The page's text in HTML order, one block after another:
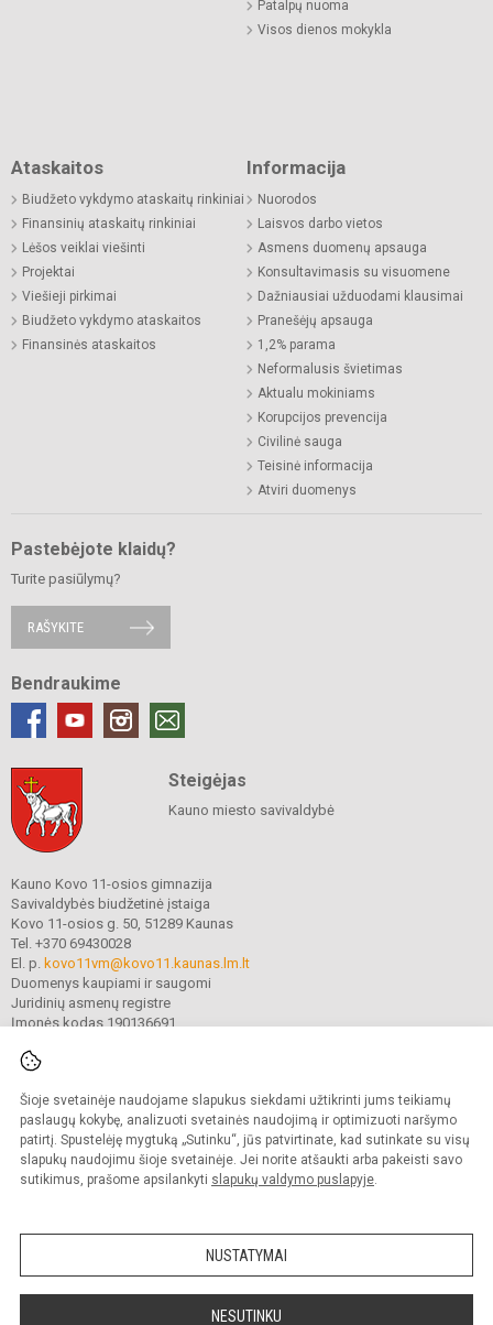
Šioje svetainėje naudojame slapukus siekdami užtikrinti jums teikiamų
paslaugų kokybę, analizuoti svetainės naudojimą ir optimizuoti naršymo
patirtį. Spustelėję mygtuką „Sutinku“, jūs patvirtinate, kad sutinkate su visų
slapukų naudojimu šioje svetainėje. Jei norite atšaukti arba pakeisti savo
sutikimus, prašome apsilankyti slapukų valdymo puslapyje.
NUSTATYMAI
NESUTINKU
Patalpų nuoma
Visos dienos mokykla
Ataskaitos
Biudžeto vykdymo ataskaitų rinkiniai
Finansinių ataskaitų rinkiniai
Lėšos veiklai viešinti
Projektai
Viešieji pirkimai
Biudžeto vykdymo ataskaitos
Finansinės ataskaitos
Informacija
Nuorodos
Laisvos darbo vietos
Asmens duomenų apsauga
Konsultavimasis su visuomene
Dažniausiai užduodami klausimai
Pranešėjų apsauga
1,2% parama
Neformalusis švietimas
Aktualu mokiniams
Korupcijos prevencija
Civilinė sauga
Teisinė informacija
Atviri duomenys
Pastebėjote klaidų?
Turite pasiūlymų?
RAŠYKITE
Bendraukime
Steigėjas
Kauno miesto savivaldybė
Kauno Kovo 11-osios gimnazija
Savivaldybės biudžetinė įstaiga
Kovo 11-osios g. 50, 51289 Kaunas
Tel. +370 69430028
El. p. kovo11vm@kovo11.kaunas.lm.lt
Duomenys kaupiami ir saugomi
Juridinių asmenų registre
Įmonės kodas 190136691
© 2021. Kauno Kovo 11-osios gimnazija. Visos teisės saugomos.
Kopijuoti turinį be raštiško gimnazijos sutikimo griežtai draudžiama.
Prieinamumo paraiška Slapukų valdymas
Sumanus būdas atnaujinti